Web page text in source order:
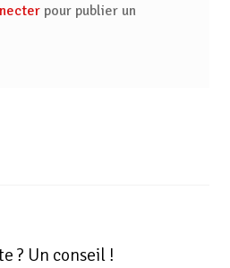
pour publier un
? Un conseil !